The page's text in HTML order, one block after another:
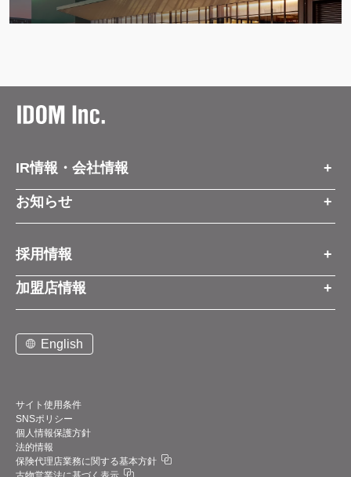
IR情報・会社情報
IR情報トップ
会社情報
お知らせ
経営方針
事業展開
中期経営計画
デジタルトランスフォーメーション（DX）
業績・財務情報
お知らせ
プレスリリース
コーポレートブログ
お問い合わせ
採用情報
採用情報トップ
新卒営業職
中途営業職
新卒・中途アフターサービス職
アルバイト
加盟店情報
ご契約までの流れと費用
仕組みメリット
加盟店紹介
お問い合わせ
English
サイト使用条件
SNSポリシー
個人情報保護方針
法的情報
保険代理店業務に関する基本方針